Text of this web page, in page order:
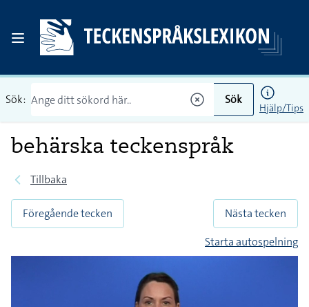
Sök: Sök
Hjälp/Tips
behärska teckenspråk
Tillbaka
Föregående tecken
Nästa tecken
Starta autospelning